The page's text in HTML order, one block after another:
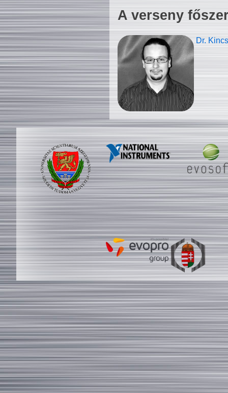
A verseny
Dr.